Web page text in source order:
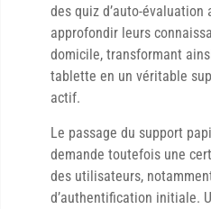
des quiz d’auto-
approfondir leurs
domicile, transformant
tablette en un véritable
actif.
Le passage du support
demande toutefois une
des utilisateurs,
d’authentification initiale.